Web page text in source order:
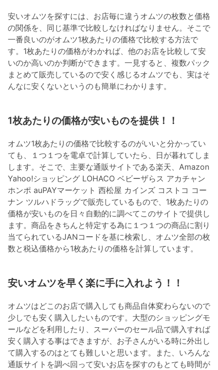
安いオムツを探すには、お店毎に違うオムツの枚数と価格
の関係を、同じ基準で比較しなければなりません。そこで
一番良いのがオムツ1枚あたりの価格で比較する方法で
す。1枚あたりの価格がわかれば、他のお店を比較して安
いのか高いのか判断ができます。一見すると、複数パック
まとめて販売しているので安く感じるオムツでも、実はそ
んなに安くないというのも簡単にわかります。
1枚あたりの価格が安いものを提供！！
オムツ1枚あたりの価格で比較するのがいいと分かってい
ても、１つ１つを電卓で計算していたら、日が暮れてしま
します。そこで、主要な通販サイトである楽天、Amazon
Yahoo!ショッピング LOHACO ベビーザらス アカチャン
ホンポ auPAYマーケット 西松屋 カインズ コストコ コー
ナン ツルハドラッグで販売しているもので、1枚あたりの
価格が安いものを日々自動的に調べてこのサイトで提供し
ます。商品をきちんと特定する為に１つ１つの商品に割り
当てられているJANコードを基に検索し、オムツ全部の枚
数と税込価格から1枚あたりの価格を計算しています。
安いオムツを早く楽に手に入れよう！！
オムツはどこのお店で購入しても商品自体変わらないので
少しでも安く購入したいものです。大型のショッピングモ
ールなどを利用したり、スーパーのセール品で購入すれば
安く購入する事はできますが、お子さんがいる時に外出し
て購入するのはとても難しいと思います。また、いろんな
通販サイトを調べ回って安いお店を探すのもとても時間が